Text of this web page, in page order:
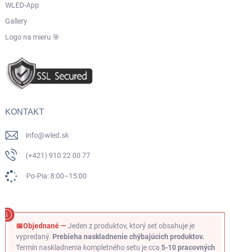
WLED-App
Gallery
Logo na mieru 🎯
KONTAKT
info@wled.sk
(+421) 910 22 00 77
Po-Pia: 8:00–15:00
📅Objednané —Jeden z produktov, ktorý set obsahuje je
vypredaný. Prebieha naskladnenie chýbajúcich produktov.
Termín naskladnenia kompletného setu je cca 5-10 pracovných